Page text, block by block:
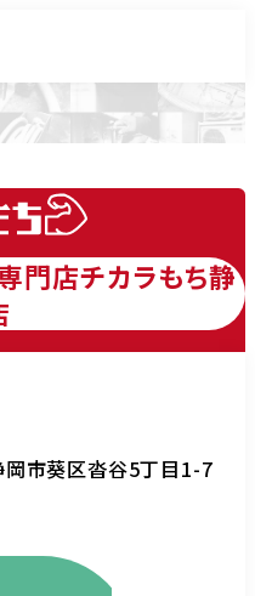
門店チカラもち静
市葵区沓谷5丁目1-7